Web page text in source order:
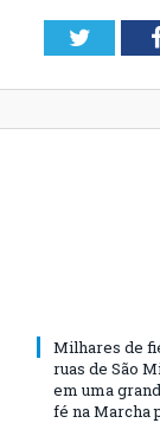
Twitter
Milhares de
ruas de São
em uma
fé na Marcha